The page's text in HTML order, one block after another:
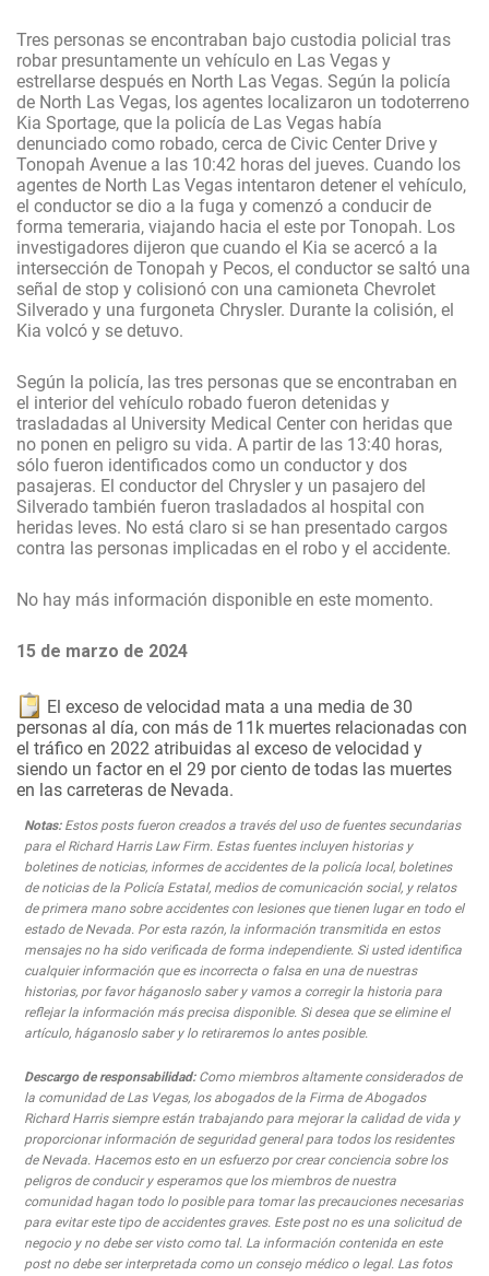
Tres personas se encontraban bajo custodia policial tras
robar presuntamente un vehículo en Las Vegas y
estrellarse después en North Las Vegas. Según la policía
de North Las Vegas, los agentes localizaron un todoterreno
Kia Sportage, que la policía de Las Vegas había
denunciado como robado, cerca de Civic Center Drive y
Tonopah Avenue a las 10:42 horas del jueves. Cuando los
agentes de North Las Vegas intentaron detener el vehículo,
el conductor se dio a la fuga y comenzó a conducir de
forma temeraria, viajando hacia el este por Tonopah. Los
investigadores dijeron que cuando el Kia se acercó a la
intersección de Tonopah y Pecos, el conductor se saltó una
señal de stop y colisionó con una camioneta Chevrolet
Silverado y una furgoneta Chrysler. Durante la colisión, el
Kia volcó y se detuvo.
Según la policía, las tres personas que se encontraban en
el interior del vehículo robado fueron detenidas y
trasladadas al University Medical Center con heridas que
no ponen en peligro su vida. A partir de las 13:40 horas,
sólo fueron identificados como un conductor y dos
pasajeras. El conductor del Chrysler y un pasajero del
Silverado también fueron trasladados al hospital con
heridas leves. No está claro si se han presentado cargos
contra las personas implicadas en el robo y el accidente.
No hay más información disponible en este momento.
15 de marzo de 2024
El exceso de velocidad mata a una media de 30
personas al día, con más de 11k muertes relacionadas con
el tráfico en 2022 atribuidas al exceso de velocidad y
siendo un factor en el 29 por ciento de todas las muertes
en las carreteras de Nevada.
Notas:Estos posts fueron creados a través del uso de fuentes secundarias
para el Richard Harris Law Firm. Estas fuentes incluyen historias y
boletines de noticias, informes de accidentes de la policía local, boletines
de noticias de la Policía Estatal, medios de comunicación social, y relatos
de primera mano sobre accidentes con lesiones que tienen lugar en todo el
estado de Nevada. Por esta razón, la información transmitida en estos
mensajes no ha sido verificada de forma independiente. Si usted identifica
cualquier información que es incorrecta o falsa en una de nuestras
historias, por favor háganoslo saber y vamos a corregir la historia para
reflejar la información más precisa disponible. Si desea que se elimine el
artículo, háganoslo saber y lo retiraremos lo antes posible.
Descargo de responsabilidad:Como miembros altamente considerados de
la comunidad de Las Vegas, los abogados de la Firma de Abogados
Richard Harris siempre están trabajando para mejorar la calidad de vida y
proporcionar información de seguridad general para todos los residentes
de Nevada. Hacemos esto en un esfuerzo por crear conciencia sobre los
peligros de conducir y esperamos que los miembros de nuestra
comunidad hagan todo lo posible para tomar las precauciones necesarias
para evitar este tipo de accidentes graves. Este post no es una solicitud de
negocio y no debe ser visto como tal. La información contenida en este
post no debe ser interpretada como un consejo médico o legal. Las fotos